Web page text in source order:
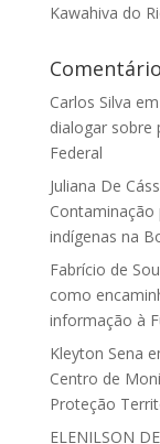
Kawahiva do
Carlos Silva em
dialogar sobre
Federal
Juliana De
indígenas na
Fabrício de
como
informação à
Kleyton Sena
Centro de
Proteção
ELENILSON